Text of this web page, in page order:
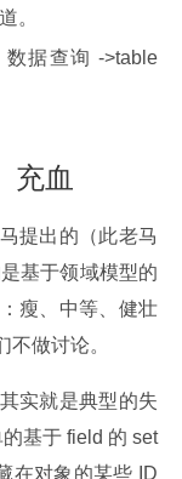
。
据查询 ->table
充血
提出的（此老马
基于领域模型的
瘦、中等、健壮
做讨论。
实就是典型的失
基于 field 的 set
在对象的某些 ID